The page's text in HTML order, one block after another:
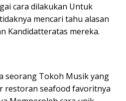
cara dilakukan Untuk
mencari tahu alasan
Kandidatteratas mereka.
seorang Tokoh Musik yang
restoran seafood favoritnya